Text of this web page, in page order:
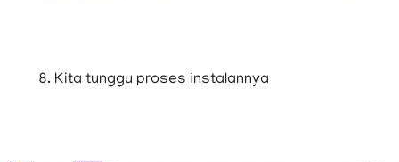
Kita tunggu proses instalannya